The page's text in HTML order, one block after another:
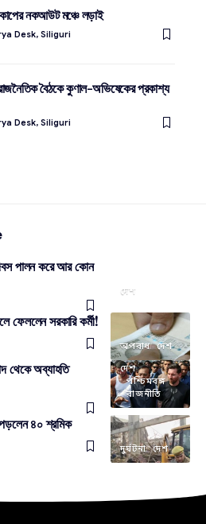
নকআউট মঞ্চে লড়াই
Desk, Siliguri
বৈঠকে কুণাল-অভিষেকের প্রকাশ্য
Desk, Siliguri
দেশ
পালন করে আর কোন
অপরাধ দেশ
ফেললেন সরকারি কর্মী!
দেশ
পশ্চিমবঙ্গ
রাজনীতি
থেকে অব্যাহতি
দুর্ঘটনা দেশ
পড়লেন ৪০ শ্রমিক